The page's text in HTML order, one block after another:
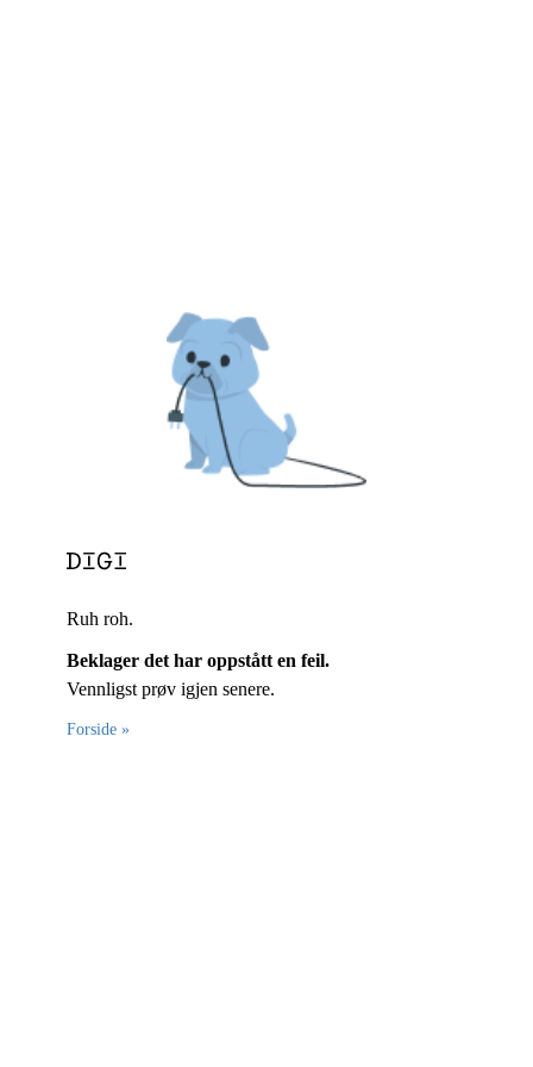
Ruh roh.
Beklager det har oppstått en feil.
Vennligst prøv igjen senere.
Forside »